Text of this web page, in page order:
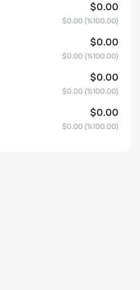
$0.00
$0.00 (%100.00)
$0.00
$0.00 (%100.00)
$0.00
$0.00 (%100.00)
$0.00
$0.00 (%100.00)